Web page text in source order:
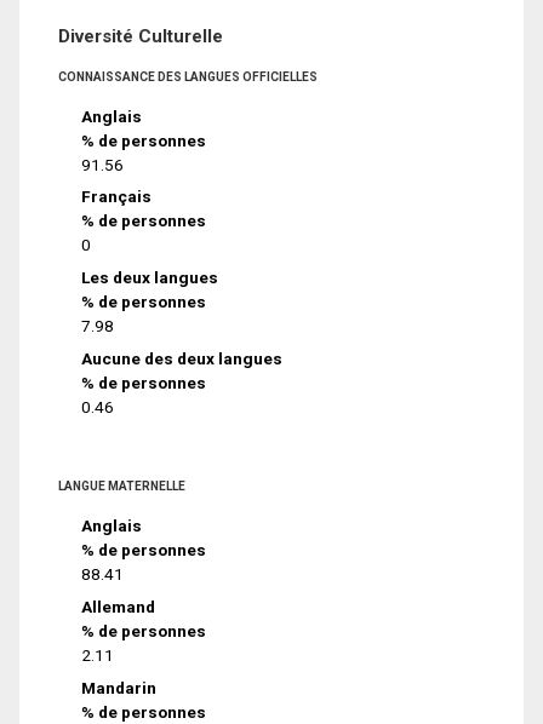
Diversité Culturelle
CONNAISSANCE DES LANGUES OFFICIELLES
Anglais
% de personnes
91.56
Français
% de personnes
0
Les deux langues
% de personnes
7.98
Aucune des deux langues
% de personnes
0.46
LANGUE MATERNELLE
Anglais
% de personnes
88.41
Allemand
% de personnes
2.11
Mandarin
% de personnes